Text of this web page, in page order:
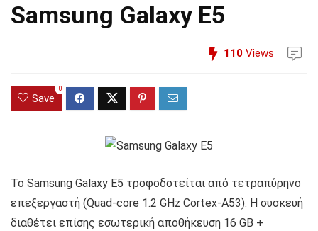
Samsung Galaxy E5
110 Views
Save
0
Το Samsung Galaxy E5 τροφοδοτείται από τετραπύρηνο
επεξεργαστή (Quad-core 1.2 GHz Cortex-A53). Η συσκευή
διαθέτει επίσης εσωτερική αποθήκευση 16 GB +